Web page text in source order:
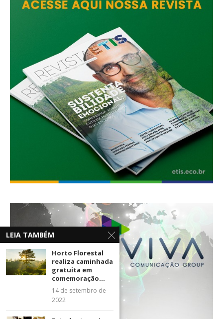
LEIA TAMBÉM
Horto Florestal
realiza caminhada
gratuita em
comemoração...
14 de setembro de
2022